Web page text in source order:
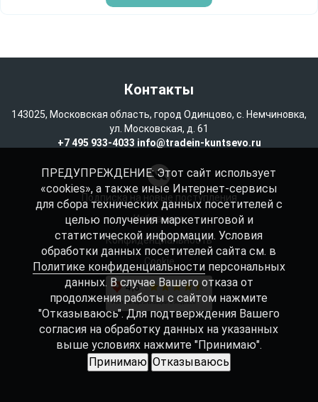
Контакты
143025, Московская область, город Одинцово, с. Немчиновка,
ул. Московская, д. 61
+7 495 933-4033 info@tradein-kuntsevo.ru
Подписка на новые поступления
Избранное
Конфиденциальность
Cookie
ПРЕДУПРЕЖДЕНИЕ: Этот сайт использует
«cookies», а также иные Интернет-сервисы
для сбора технических данных посетителей с
целью получения маркетинговой и
статистической информации. Условия
обработки данных посетителей сайта см. в
Политике конфиденциальностиперсональных
данных. В случае Вашего отказа от
продолжения работы с сайтом нажмите
"Отказываюсь". Для подтверждения Вашего
согласия на обработку данных на указанных
выше условиях нажмите "Принимаю".
Принимаю Отказываюсь